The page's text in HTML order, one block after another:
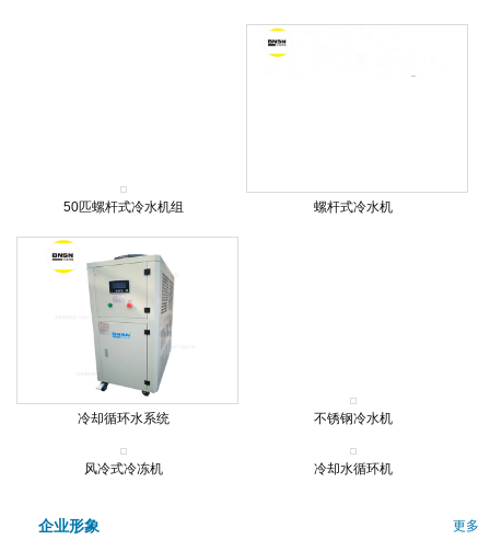
50匹螺杆式冷水机组 螺杆式冷水机
冷却循环水系统 不锈钢冷水机
风冷式冷冻机 冷却水循环机
更多
企业形象